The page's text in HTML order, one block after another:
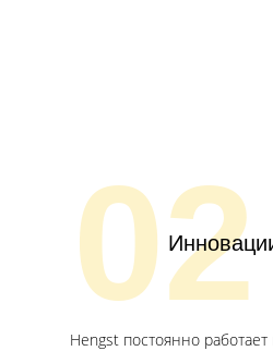
02
Hengst постоянно работает